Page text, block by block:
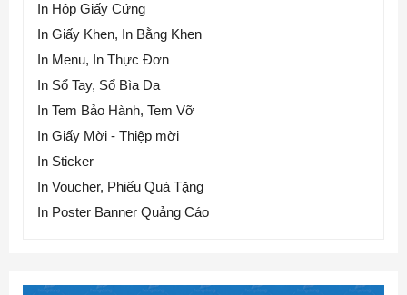
In Hộp Giấy Cứng
In Giấy Khen, In Bằng Khen
In Menu, In Thực Đơn
In Sổ Tay, Sổ Bìa Da
In Tem Bảo Hành, Tem Vỡ
In Giấy Mời - Thiệp mời
In Sticker
In Voucher, Phiếu Quà Tặng
In Poster Banner Quảng Cáo